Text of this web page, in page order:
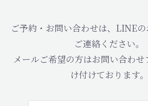
ご予約・お問い合わせは、LINE
ご連絡ください。
メールご希望の方はお問い合わせ
け付けております。